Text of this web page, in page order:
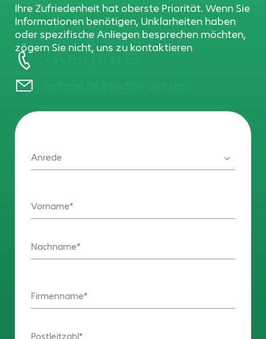
Ihre Zufriedenheit hat oberste Priorität. Wenn Sie
Informationen benötigen, Unklarheiten haben
oder spezifische Anliegen besprechen möchten,
zögern Sie nicht, uns zu kontaktieren
Anrede
Vorname
Nachname
Firmenname
Postleitzahl